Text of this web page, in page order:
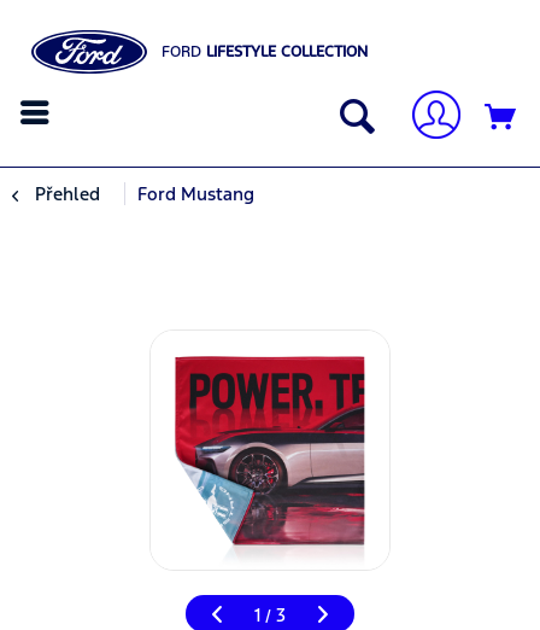
FORD LIFESTYLE COLLECTION
Přehled Ford Mustang
1 / 3